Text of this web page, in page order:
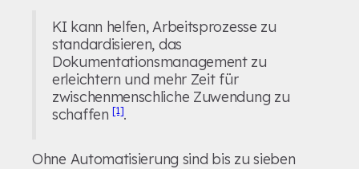
KI kann helfen, Arbeitsprozesse zu
standardisieren, das
Dokumentationsmanagement zu
erleichtern und mehr Zeit für
zwischenmenschliche Zuwendung zu
schaffen[1].
Ohne Automatisierung sind bis zu sieben